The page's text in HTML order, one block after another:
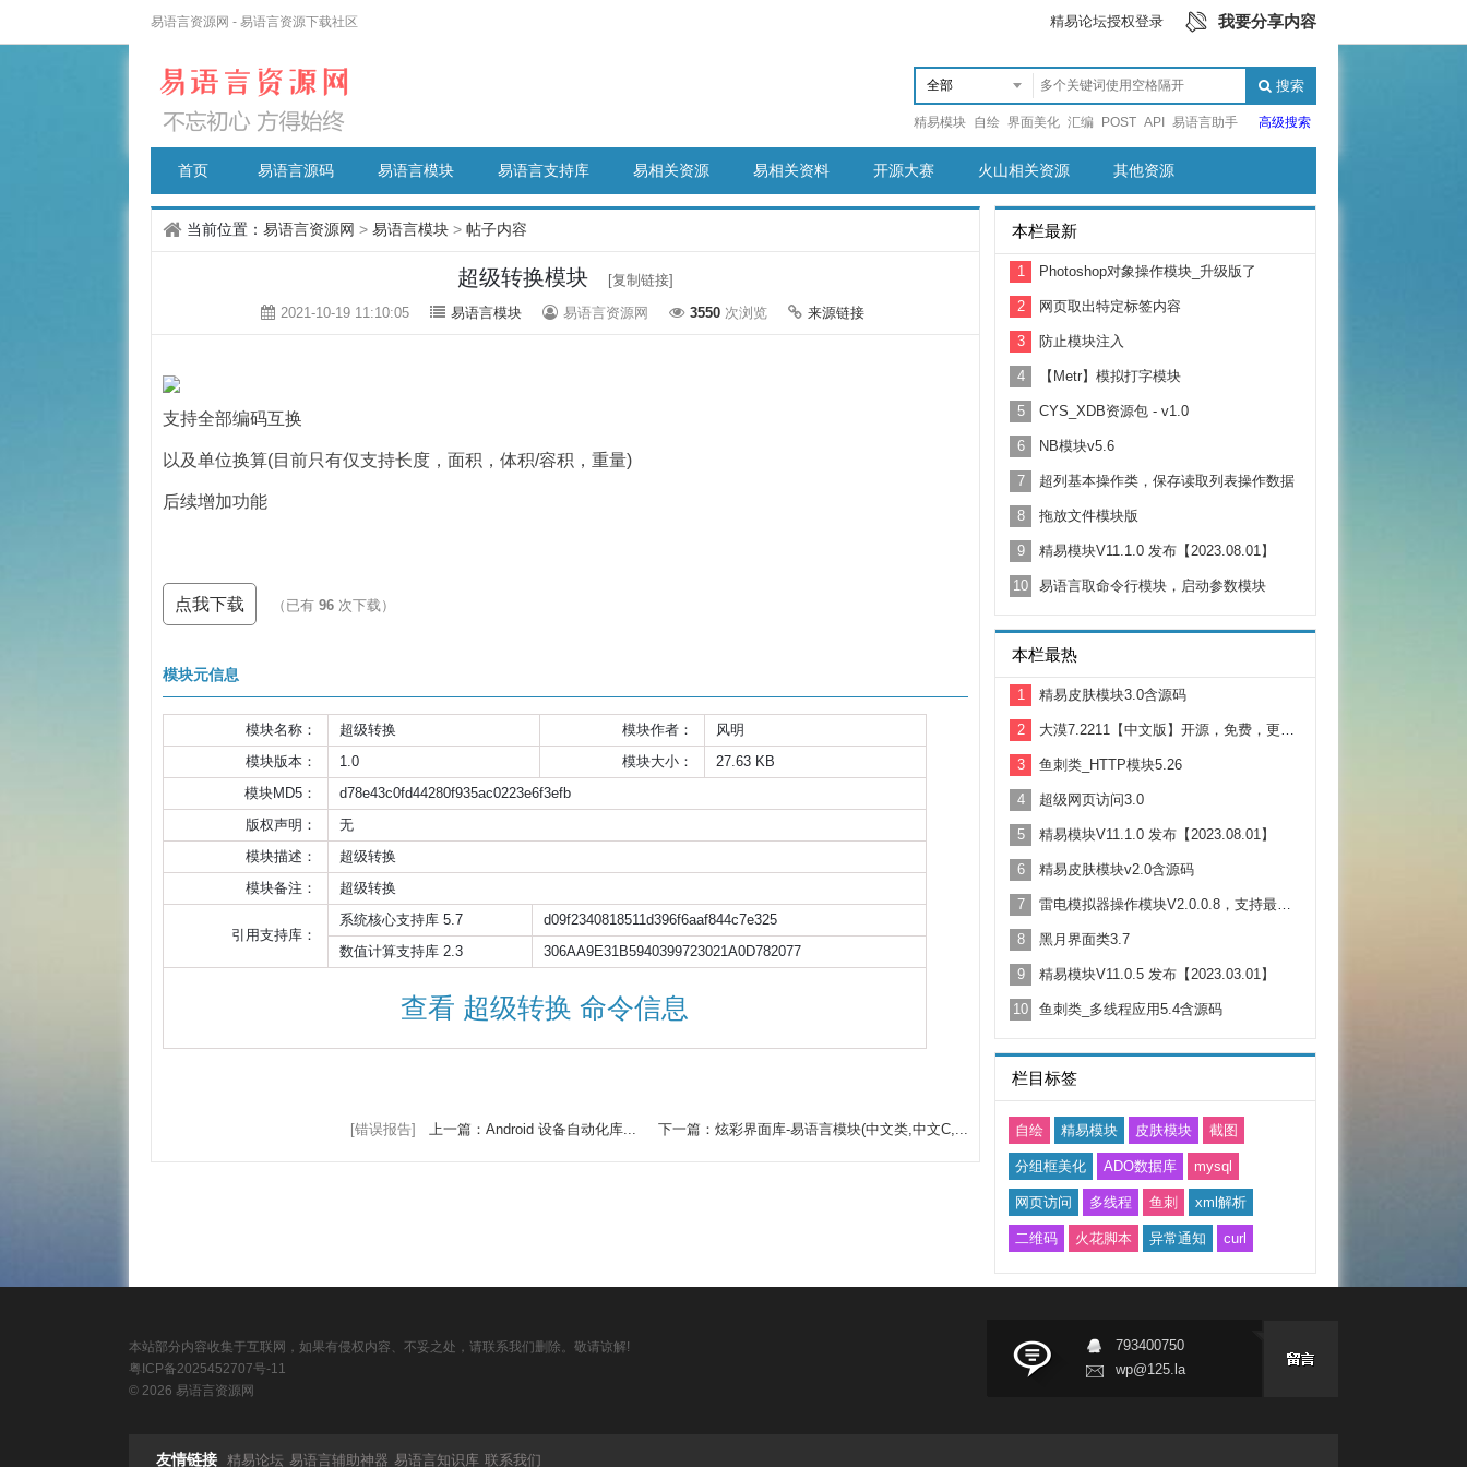
易语言资源网 - 易语言资源下载社区 精易论坛授权登录 我要分享内容
搜索
精易模块 自绘 界面美化 汇编 POST API 易语言助手 高级搜索
首页 易语言源码 易语言模块 易语言支持库 易相关资源 易相关资料 开源大赛 火山相关资源 其他资源
当前位置： 易语言资源网 > 易语言模块 > 帖子内容
超级转换模块
[复制链接]
2021-10-19 11:10:05
易语言模块 易语言资源网 3550 次浏览 来源链接
支持全部编码互换
以及单位换算(目前只有仅支持长度，面积，体积/容积，重量)
后续增加功能
点我下载 （已有 96 次下载）
模块元信息
模块名称： 超级转换 模块作者：
风明
模块版本：
1.0 模块大小：
27.63 KB
模块MD5：
d78e43c0fd44280f935ac0223e6f3efb
版权声明：
无
模块描述：
超级转换
模块备注：
超级转换
引用支持库：
系统核心支持库 5.7
d09f2340818511d396f6aaf844c7e325
数值计算支持库 2.3
306AA9E31B5940399723021A0D782077
查看 超级转换 命令信息
[错误报告] 上一篇：Android 设备自动化库... 下一篇：炫彩界面库-易语言模块(中文类,中文C,...
本栏最新
1 Photoshop对象操作模块_升级版了
2 网页取出特定标签内容
3 防止模块注入
4 【Metr】模拟打字模块
5 CYS_XDB资源包 - v1.0
6 NB模块v5.6
7 超列基本操作类，保存读取列表操作数据
8 拖放文件模块版
9 精易模块V11.1.0 发布【2023.08.01】
10 易语言取命令行模块，启动参数模块
本栏最热
1 精易皮肤模块3.0含源码
2 大漠7.2211【中文版】开源，免费，更新。支持Win11
3 鱼刺类_HTTP模块5.26
4 超级网页访问3.0
5 精易模块V11.1.0 发布【2023.08.01】
6 精易皮肤模块v2.0含源码
7 雷电模拟器操作模块V2.0.0.8，支持最新的雷电4.X版本
8 黑月界面类3.7
9 精易模块V11.0.5 发布【2023.03.01】
10 鱼刺类_多线程应用5.4含源码
栏目标签
自绘 精易模块 皮肤模块 截图
分组框美化 ADO数据库 mysql
网页访问 多线程 鱼刺 xml解析
二维码 火花脚本 异常通知 curl
本站部分内容收集于互联网，如果有侵权内容、不妥之处，请联系我们删除。敬请谅解!
粤ICP备2025452707号-11
© 2026 易语言资源网
793400750
wp@125.la
友情链接 精易论坛 易语言辅助神器 易语言知识库 联系我们